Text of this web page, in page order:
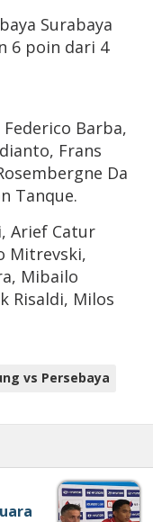
Surabaya
6 poin dari 4
Federico Barba,
Frans
Da
Tanque.
Arief Catur
Mitrevski,
Mibailo
Risaldi, Milos
vs Persebaya